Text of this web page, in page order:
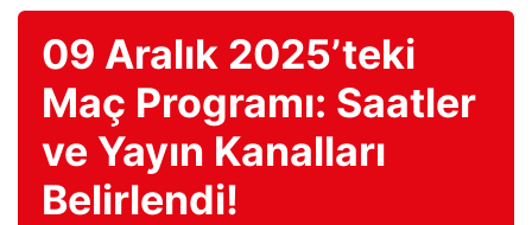
09 Aralık 2025’teki
Maç Programı: Saatler
ve Yayın Kanalları
Belirlendi!